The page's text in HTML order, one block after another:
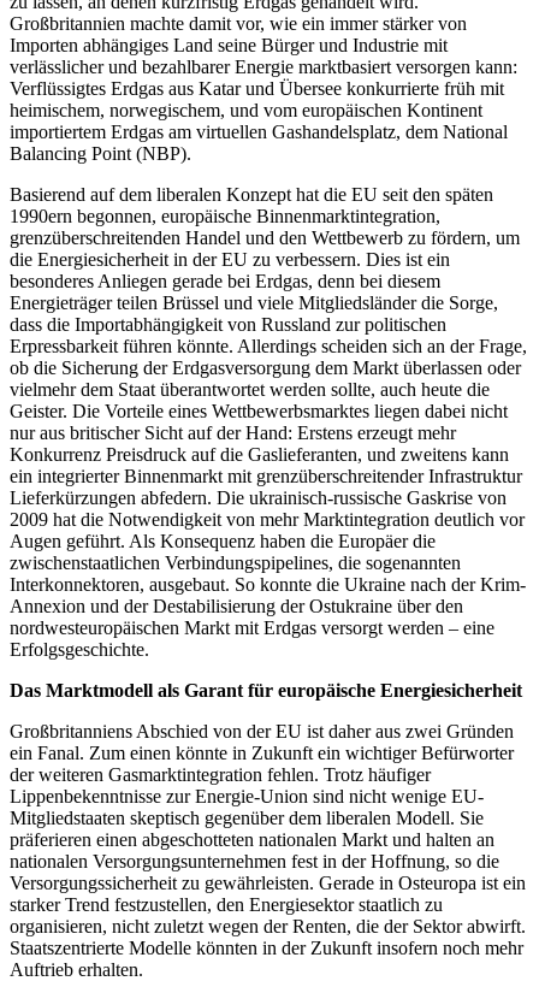
Großbritannien machte damit vor, wie ein immer stärker von
Importen abhängiges Land seine Bürger und Industrie mit
verlässlicher und bezahlbarer Energie marktbasiert versorgen kann:
Verflüssigtes Erdgas aus Katar und Übersee konkurrierte früh mit
heimischem, norwegischem, und vom europäischen Kontinent
importiertem Erdgas am virtuellen Gashandelsplatz, dem National
Balancing Point (NBP).
Basierend auf dem liberalen Konzept hat die EU seit den späten
1990ern begonnen, europäische Binnenmarktintegration,
grenzüberschreitenden Handel und den Wettbewerb zu fördern, um
die Energiesicherheit in der EU zu verbessern. Dies ist ein
besonderes Anliegen gerade bei Erdgas, denn bei diesem
Energieträger teilen Brüssel und viele Mitgliedsländer die Sorge,
dass die Importabhängigkeit von Russland zur politischen
Erpressbarkeit führen könnte. Allerdings scheiden sich an der Frage,
ob die Sicherung der Erdgasversorgung dem Markt überlassen oder
vielmehr dem Staat überantwortet werden sollte, auch heute die
Geister. Die Vorteile eines Wettbewerbsmarktes liegen dabei nicht
nur aus britischer Sicht auf der Hand: Erstens erzeugt mehr
Konkurrenz Preisdruck auf die Gaslieferanten, und zweitens kann
ein integrierter Binnenmarkt mit grenzüberschreitender Infrastruktur
Lieferkürzungen abfedern. Die ukrainisch-russische Gaskrise von
2009 hat die Notwendigkeit von mehr Marktintegration deutlich vor
Augen geführt. Als Konsequenz haben die Europäer die
zwischenstaatlichen Verbindungspipelines, die sogenannten
Interkonnektoren, ausgebaut. So konnte die Ukraine nach der Krim-
Annexion und der Destabilisierung der Ostukraine über den
nordwesteuropäischen Markt mit Erdgas versorgt werden – eine
Erfolgsgeschichte.
Das Marktmodell als Garant für europäische Energiesicherheit
Großbritanniens Abschied von der EU ist daher aus zwei Gründen
ein Fanal. Zum einen könnte in Zukunft ein wichtiger Befürworter
der weiteren Gasmarktintegration fehlen. Trotz häufiger
Lippenbekenntnisse zur Energie-Union sind nicht wenige EU-
Mitgliedstaaten skeptisch gegenüber dem liberalen Modell. Sie
präferieren einen abgeschotteten nationalen Markt und halten an
nationalen Versorgungsunternehmen fest in der Hoffnung, so die
Versorgungssicherheit zu gewährleisten. Gerade in Osteuropa ist ein
starker Trend festzustellen, den Energiesektor staatlich zu
organisieren, nicht zuletzt wegen der Renten, die der Sektor abwirft.
Staatszentrierte Modelle könnten in der Zukunft insofern noch mehr
Auftrieb erhalten.